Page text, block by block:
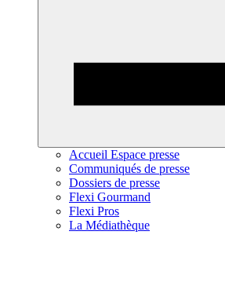
Accueil Espace presse
Communiqués de presse
Dossiers de presse
Flexi Gourmand
Flexi Pros
La Médiathèque